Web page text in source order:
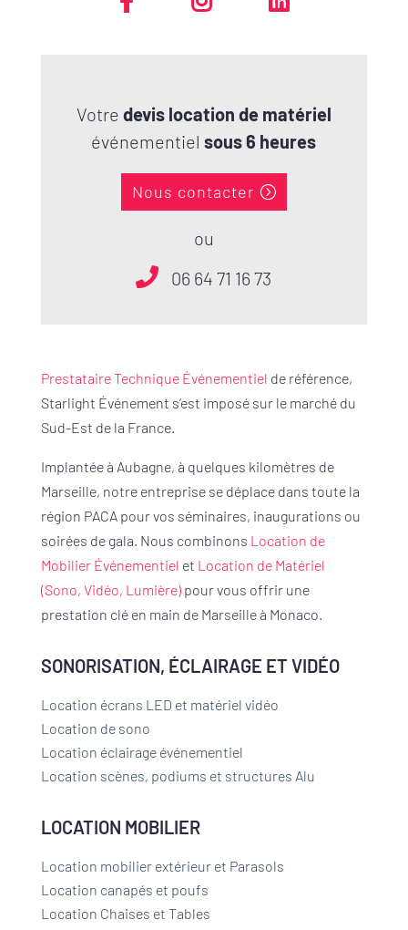
Votre devis location de matériel
événementielsous 6 heures
Nous contacter
ou
06 64 71 16 73
Prestataire Technique Événementiel de référence,
Starlight Événement s’est imposé sur le marché du
Sud-Est de la France.
Implantée à Aubagne, à quelques kilomètres de
Marseille, notre entreprise se déplace dans toute la
région PACA pour vos séminaires, inaugurations ou
soirées de gala. Nous combinons Location de
Mobilier Événementiel et Location de Matériel
(Sono, Vidéo, Lumière)pour vous offrir une
prestation clé en main de Marseille à Monaco.
SONORISATION, ÉCLAIRAGE ET VIDÉO
Location écrans LED et matériel vidéo
Location de sono
Location éclairage événementiel
Location scènes, podiums et structures Alu
LOCATION MOBILIER
Location mobilier extérieur et Parasols
Location canapés et poufs
Location Chaises et Tables